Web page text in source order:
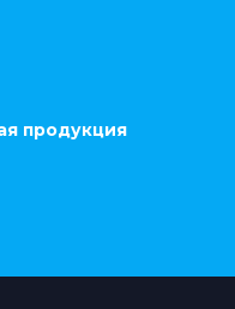
продукция